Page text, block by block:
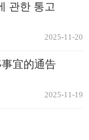
관한 통고​
2025-11-20
宜的通告
2025-11-19